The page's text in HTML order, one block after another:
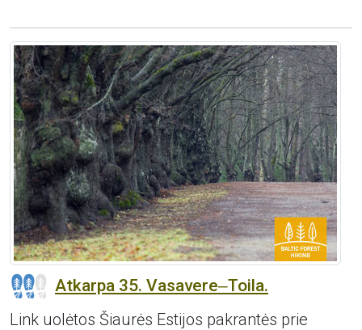
Atkarpa 35. Vasavere‒Toila.
Link uolėtos Šiaurės Estijos pakrantės prie